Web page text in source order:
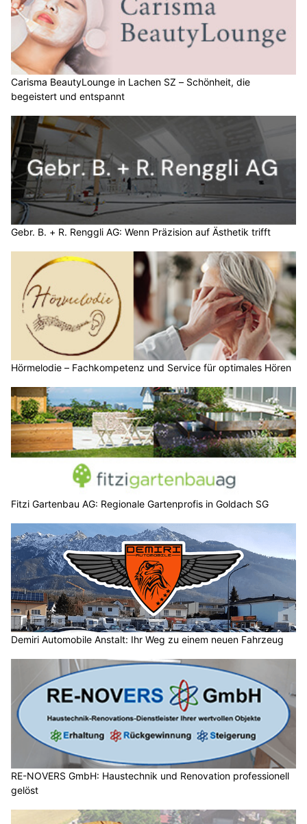
Carisma BeautyLounge in Lachen SZ – Schönheit, die
begeistert und entspannt
Gebr. B. + R. Renggli AG: Wenn Präzision auf Ästhetik trifft
Hörmelodie – Fachkompetenz und Service für optimales Hören
Fitzi Gartenbau AG: Regionale Gartenprofis in Goldach SG
Demiri Automobile Anstalt: Ihr Weg zu einem neuen Fahrzeug
RE-NOVERS GmbH: Haustechnik und Renovation professionell
gelöst